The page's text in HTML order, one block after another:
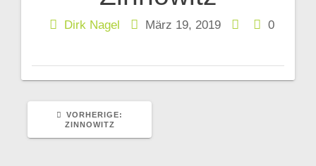
Dirk Nagel März 19, 2019 0
VORHERIGE:
ZINNOWITZ